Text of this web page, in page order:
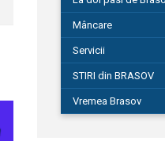
Mâncare
Servicii
STIRI din BRASOV
194
Vremea Brasov